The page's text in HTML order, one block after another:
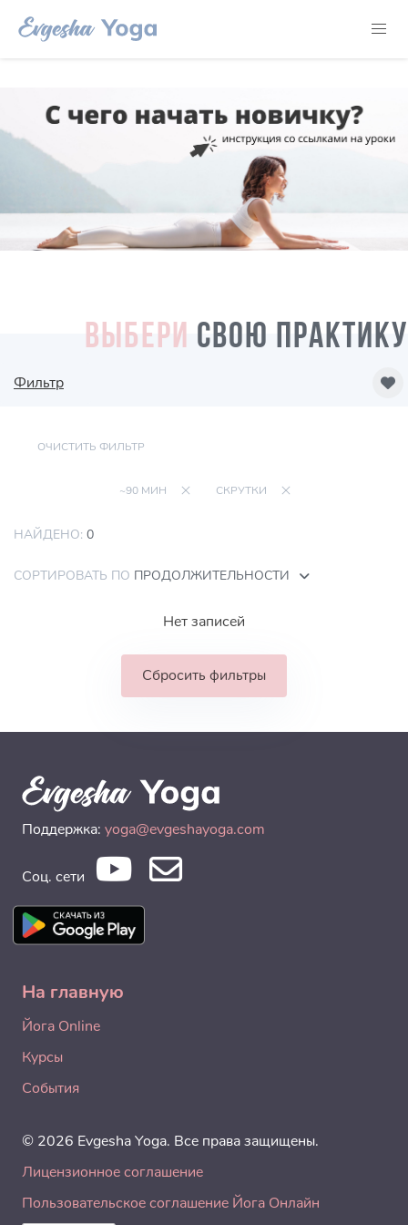
ВЫБЕРИ СВОЮ ПРАКТИКУ
Фильтр
ОЧИСТИТЬ ФИЛЬТР
~90 МИН СКРУТКИ
НАЙДЕНО: 0
СОРТИРОВАТЬ ПО ПРОДОЛЖИТЕЛЬНОСТИ
Нет записей
Сбросить фильтры
Поддержка: yoga@evgeshayoga.com
Соц. сети
На главную
Йога Online
Курсы
События
© 2026 Evgesha Yoga. Все права защищены.
Лицензионное соглашение
Пользовательское соглашение Йога Онлайн